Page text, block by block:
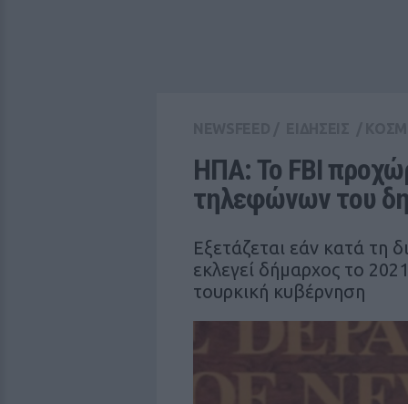
ΗΠΑ: Το FBI
τηλεφώνων του
Εξετάζεται εάν κατά τη
εκλεγεί δήμαρχος το
τουρκική κυβέρνηση